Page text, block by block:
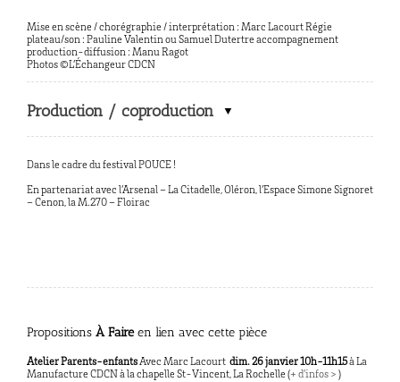
Mise en scène / chorégraphie / interprétation : Marc Lacourt Régie
plateau/son : Pauline Valentin ou Samuel Dutertre accompagnement
production-diffusion : Manu Ragot
Photos ©L’Échangeur CDCN
Production / coproduction
Dans le cadre du festival POUCE !
En partenariat avec l’Arsenal – La Citadelle, Oléron, l’Espace Simone Signoret
– Cenon, la M.270 – Floirac
Propositions À Faireen lien avec cette pièce
Atelier Parents-enfantsAvec Marc Lacourt dim. 26 janvier 10h-11h15à La
Manufacture CDCN à la chapelle St-Vincent, La Rochelle (+ d’infos > )